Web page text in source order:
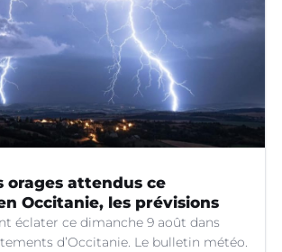
orages attendus ce
Occitanie, les prévisions
éclater ce dimanche 9 août dans
d’Occitanie. Le bulletin météo.